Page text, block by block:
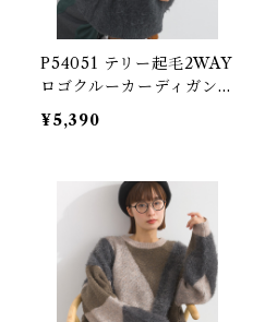
P54051 テリー起毛2WAY
ロゴクルーカーディガン /
Terry Brushed 2-Way L
ogo Crew Cardigan (残
¥5,390